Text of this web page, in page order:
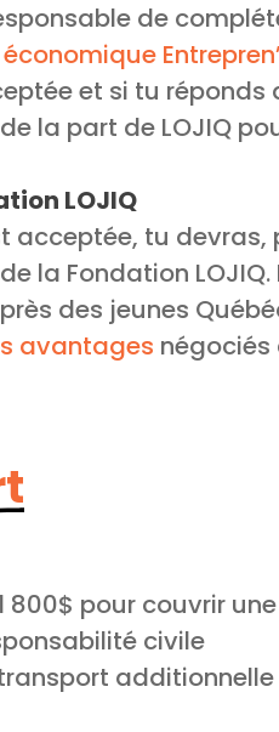
de
et si tu réponds
la part de LOJIQ
LOJIQ
acceptée, tu
la Fondation
des jeunes
avantages négociés
800$ pour couvrir
civile